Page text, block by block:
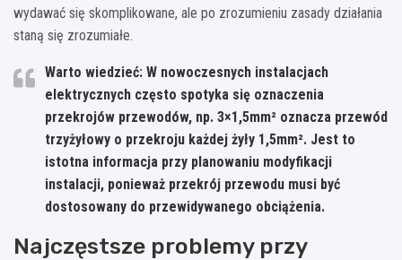
wydawać się skomplikowane, ale po zrozumieniu zasady działania
staną się zrozumiałe.
Warto wiedzieć: W nowoczesnych instalacjach
elektrycznych często spotyka się oznaczenia
przekrojów przewodów, np. 3×1,5mm² oznacza przewód
trzyżyłowy o przekroju każdej żyły 1,5mm². Jest to
istotna informacja przy planowaniu modyfikacji
instalacji, ponieważ przekrój przewodu musi być
dostosowany do przewidywanego obciążenia.
Najczęstsze problemy przy